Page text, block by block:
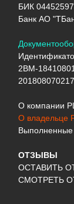
БИК
Банк АО
2BM-
О компании
О владельце
Выполненные
ОТЗЫВЫ
ОСТАВИТЬ
СМОТРЕТЬ